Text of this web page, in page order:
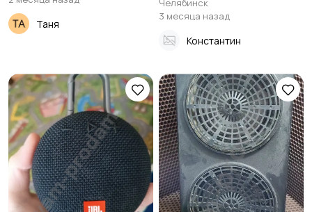
Таня
Челябинск
3 месяца назад
Константин